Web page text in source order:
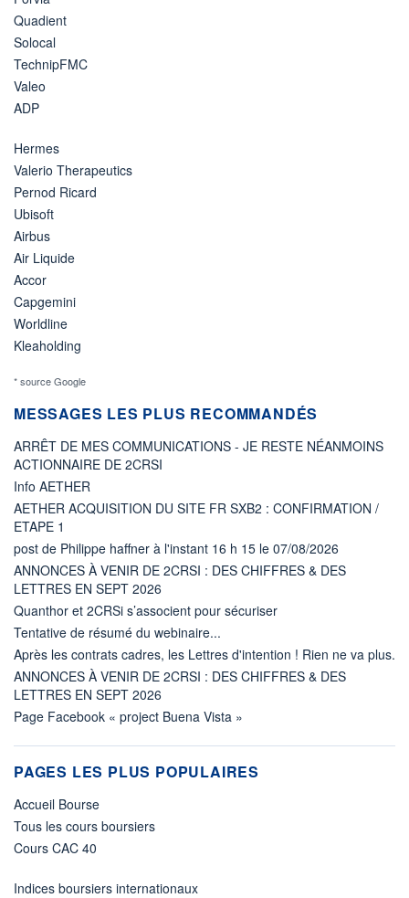
Quadient
Solocal
TechnipFMC
Valeo
ADP
Hermes
Valerio Therapeutics
Pernod Ricard
Ubisoft
Airbus
Air Liquide
Accor
Capgemini
Worldline
Kleaholding
* source Google
MESSAGES LES PLUS RECOMMANDÉS
ARRÊT DE MES COMMUNICATIONS - JE RESTE NÉANMOINS
ACTIONNAIRE DE 2CRSI
Info AETHER
AETHER ACQUISITION DU SITE FR SXB2 : CONFIRMATION /
ETAPE 1
post de Philippe haffner à l'instant 16 h 15 le 07/08/2026
ANNONCES À VENIR DE 2CRSI : DES CHIFFRES & DES
LETTRES EN SEPT 2026
Quanthor et 2CRSi s’associent pour sécuriser
Tentative de résumé du webinaire...
Après les contrats cadres, les Lettres d'intention ! Rien ne va plus.
ANNONCES À VENIR DE 2CRSI : DES CHIFFRES & DES
LETTRES EN SEPT 2026
Page Facebook « project Buena Vista »
PAGES LES PLUS POPULAIRES
Accueil Bourse
Tous les cours boursiers
Cours CAC 40
Indices boursiers internationaux